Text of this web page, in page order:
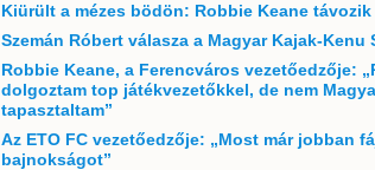
Kiürült a mézes bödön: Robbie Keane
Szemán Róbert válasza a Magyar Kajak-
Robbie Keane, a Ferencváros vezetőedzője:
dolgoztam top játékvezetőkkel, de nem
tapasztaltam”
Az ETO FC vezetőedzője: „Most már jobban
bajnokságot”